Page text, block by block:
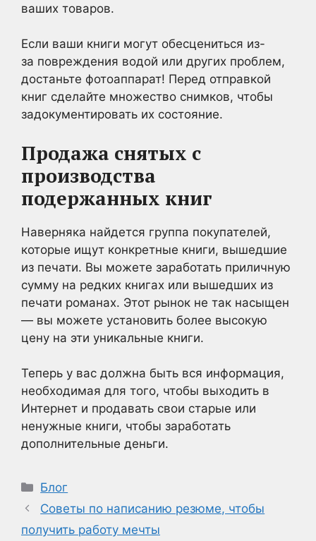
ваших товаров.
Если ваши книги могут обесцениться из-
за повреждения водой или других проблем,
достаньте фотоаппарат! Перед отправкой
книг сделайте множество снимков, чтобы
задокументировать их состояние.
Продажа снятых с
производства
подержанных книг
Наверняка найдется группа покупателей,
которые ищут конкретные книги, вышедшие
из печати. Вы можете заработать приличную
сумму на редких книгах или вышедших из
печати романах. Этот рынок не так насыщен
— вы можете установить более высокую
цену на эти уникальные книги.
Теперь у вас должна быть вся информация,
необходимая для того, чтобы выходить в
Интернет и продавать свои старые или
ненужные книги, чтобы заработать
дополнительные деньги.
Рубрики
Блог
Советы по написанию резюме, чтобы
получить работу мечты